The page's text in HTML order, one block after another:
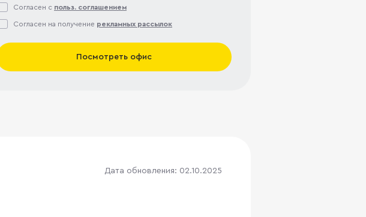
Согласен с польз. соглашением
Согласен на получение рекламных рассылок
Посмотреть офис
Дата обновления: 02.10.2025